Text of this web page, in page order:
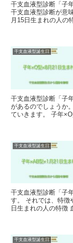
干支血液型診断「子
干支血液型診断が意
月15日生まれの人の
干支血液型誕生日
干支血液型診断「子
があるのでしょうか
ていきます。 子年
干支血液型誕生日
干支血液型診断「子
す。 それでは、特徴
日生まれの人の特徴
干支血液型誕生日